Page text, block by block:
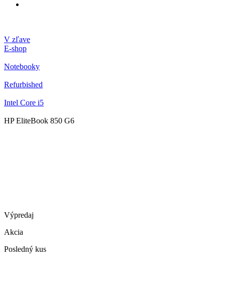
V zľave
E-shop
Notebooky
Refurbished
Intel Core i5
HP EliteBook 850 G6
Výpredaj
Akcia
Posledný kus